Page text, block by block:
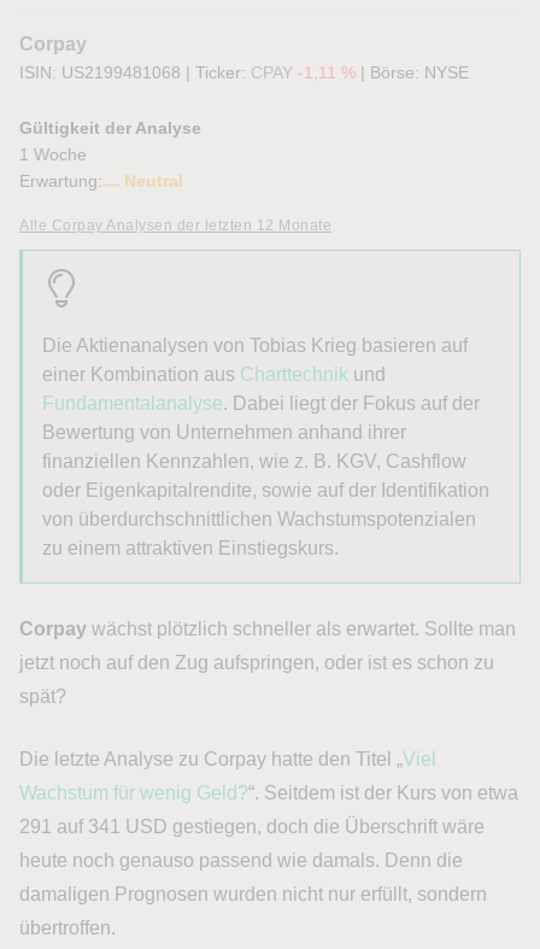
Corpay
ISIN: US2199481068 | Ticker: CPAY -1,11 % | Börse: NYSE
Gültigkeit der Analyse
1 Woche
Erwartung:
Neutral
Alle Corpay Analysen der letzten 12 Monate
Die Aktienanalysen von Tobias Krieg basieren auf
einer Kombination aus Charttechnik und
Fundamentalanalyse. Dabei liegt der Fokus auf der
Bewertung von Unternehmen anhand ihrer
finanziellen Kennzahlen, wie z. B. KGV, Cashflow
oder Eigenkapitalrendite, sowie auf der Identifikation
von überdurchschnittlichen Wachstumspotenzialen
zu einem attraktiven Einstiegskurs.
Corpay wächst plötzlich schneller als erwartet. Sollte man
jetzt noch auf den Zug aufspringen, oder ist es schon zu
spät?
Die letzte Analyse zu Corpay hatte den Titel „Viel
Wachstum für wenig Geld?“. Seitdem ist der Kurs von etwa
291 auf 341 USD gestiegen, doch die Überschrift wäre
heute noch genauso passend wie damals. Denn die
damaligen Prognosen wurden nicht nur erfüllt, sondern
übertroffen.